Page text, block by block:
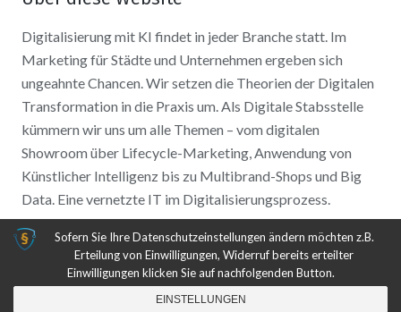
Digitalisierung mit KI findet in jeder Branche statt. Im
Marketing für Städte und Unternehmen ergeben sich
ungeahnte Chancen. Wir setzen die Theorien der Digitalen
Transformation in die Praxis um. Als Digitale Stabsstelle
kümmern wir uns um alle Themen – vom digitalen
Showroom über Lifecycle-Marketing, Anwendung von
Künstlicher Intelligenz bis zu Multibrand-Shops und Big
Data. Eine vernetzte IT im Digitalisierungsprozess.
© 2025 Digitale Stabsstelle Hessen | All Rights
Datenschutz Reserved.Impressum | AGB|Datenschutz
Sofern Sie Ihre Datenschutzeinstellungen ändern möchten z.B.
Erteilung von Einwilligungen, Widerruf bereits erteilter
Einwilligungen klicken Sie auf nachfolgenden Button.
EINSTELLUNGEN